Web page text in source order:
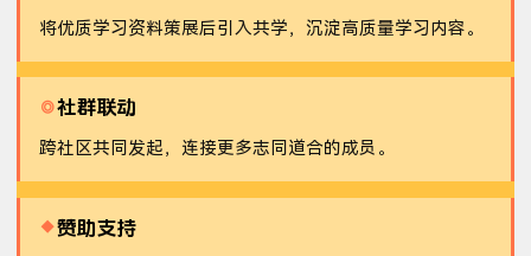
将优质学习资料策展后引入共学，沉淀高质量学习内容。
◎社群联动
跨社区共同发起，连接更多志同道合的成员。
◆赞助支持